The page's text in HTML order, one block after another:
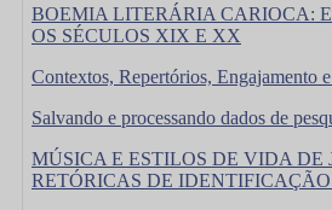
BOEMIA LITERÁRIA CARIOCA:
OS SÉCULOS XIX E XX
Contextos, Repertórios, Engajamento
Salvando e processando dados de
MÚSICA E ESTILOS DE VIDA
RETÓRICAS DE